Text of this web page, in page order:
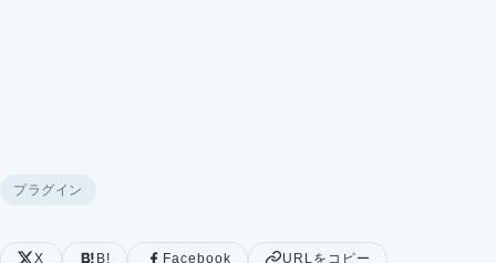
プラグイン
X B! Facebook URLをコピー